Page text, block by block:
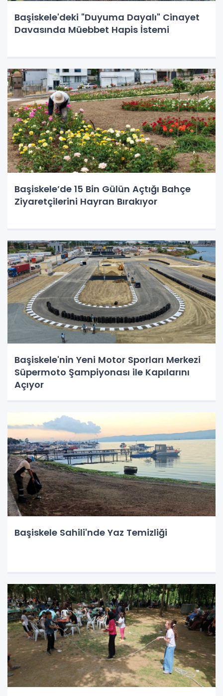
Başiskele'deki "Duyuma Dayalı" Cinayet
Davasında Müebbet Hapis İstemi
Başiskele’de 15 Bin Gülün Açtığı Bahçe
Ziyaretçilerini Hayran Bırakıyor
Başiskele'nin Yeni Motor Sporları Merkezi
Süpermoto Şampiyonası ile Kapılarını
Açıyor
Başiskele Sahili'nde Yaz Temizliği